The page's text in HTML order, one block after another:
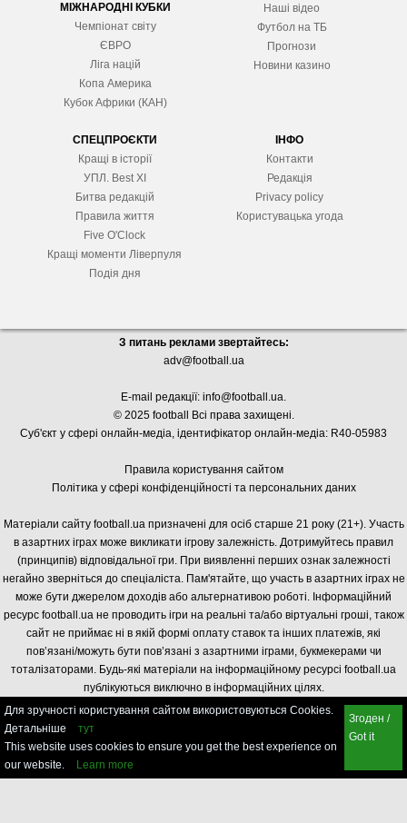
МІЖНАРОДНІ КУБКИ
Чемпіонат світу
ЄВРО
Ліга націй
Копа Америка
Кубок Африки (КАН)
Наші відео
Футбол на ТБ
Прогнози
Новини казино
СПЕЦПРОЄКТИ
Кращі в історії
УПЛ. Best XІ
Битва редакцій
Правила життя
Five O'Clock
Кращі моменти Ліверпуля
Подія дня
ІНФО
Контакти
Редакція
Privacy policy
Користувацька угода
З питань реклами звертайтесь:
adv@football.ua
E-mail редакції: info@football.ua.
© 2025 football Всі права захищені.
Суб'єкт у сфері онлайн-медіа, ідентифікатор онлайн-медіа: R40-05983
Правила користування сайтом
Політика у сфері конфіденційності та персональних даних
Матеріали сайту football.ua призначені для осіб старше 21 року (21+). Участь
в азартних іграх може викликати ігрову залежність. Дотримуйтесь правил
(принципів) відповідальної гри. При виявленні перших ознак залежності
негайно зверніться до спеціаліста. Пам'ятайте, що участь в азартних іграх не
може бути джерелом доходів або альтернативою роботі. Інформаційний
ресурс football.ua не проводить ігри на реальні та/або віртуальні гроші, також
сайт не приймає ні в якій формі оплату ставок та інших платежів, які
пов’язані/можуть бути пов’язані з азартними іграми, букмекерами чи
тоталізаторами. Будь-які матеріали на інформаційному ресурсі football.ua
публікуються виключно в інформаційних цілях.
Для зручності користування сайтом використовуються Cookies.
Детальніше
тут
This website uses cookies to ensure you get the best experience on
our website.
Learn more
Згоден /
Got it